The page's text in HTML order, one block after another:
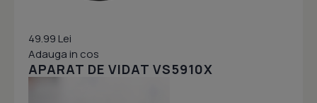
49.99 Lei
Adauga in cos
APARAT DE VIDAT VS5910X